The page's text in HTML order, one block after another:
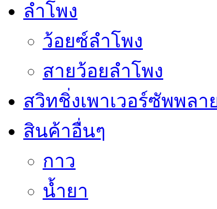
ลำโพง
ว้อยซ์ลำโพง
สายว้อยลำโพง
สวิทชิ่งเพาเวอร์ซัพพลา
สินค้าอื่นๆ
กาว
น้ำยา